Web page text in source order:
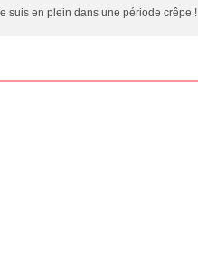
suis en plein dans une période crêpe !